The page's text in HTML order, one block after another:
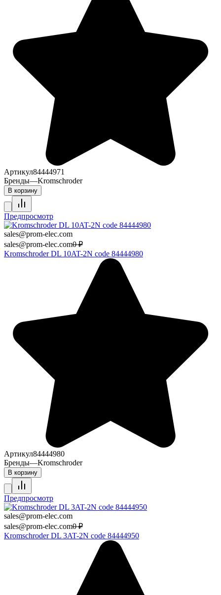
Артикул84444971
Бренды—Kromschroder
В корзину
Предпросмотр
sales@prom-elec.com
sales@prom-elec.com0 ₽
Kromschroder DL 10AT-2N code 84444980
Артикул84444980
Бренды—Kromschroder
В корзину
Предпросмотр
sales@prom-elec.com
sales@prom-elec.com0 ₽
Kromschroder DL 3AT-2N code 84444950